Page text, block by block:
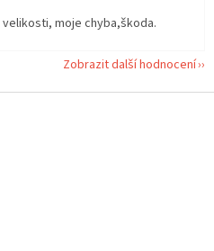
moje chyba,škoda.
Zobrazit další hodnocení